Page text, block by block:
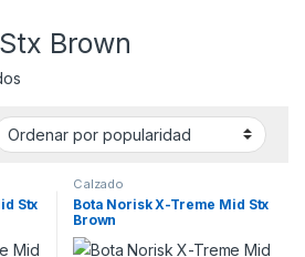
Brown
Ordenado por popularidad
Stx
Calzado
Bota Norisk X-Treme Mid Stx
Brown